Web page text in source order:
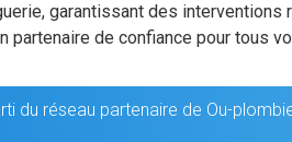
garantissant des
partenaire de confiance pour tous
du réseau partenaire de Ou-